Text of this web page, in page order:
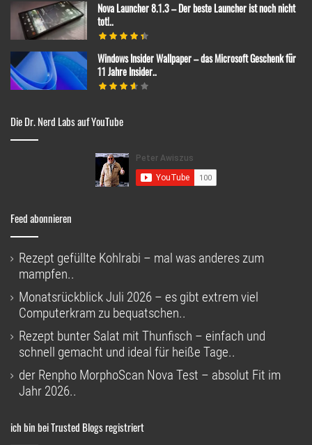
Nova Launcher 8.1.3 – Der beste Launcher ist noch nicht
tot!..
Windows Insider Wallpaper – das Microsoft Geschenk für
11 Jahre Insider..
Die Dr. Nerd Labs auf YouTube
Feed abonnieren
Rezept gefüllte Kohlrabi – mal was anderes zum
mampfen..
Monatsrückblick Juli 2026 – es gibt extrem viel
Computerkram zu bequatschen..
Rezept bunter Salat mit Thunfisch – einfach und
schnell gemacht und ideal für heiße Tage..
der Renpho MorphoScan Nova Test – absolut Fit im
Jahr 2026..
ich bin bei Trusted Blogs registriert